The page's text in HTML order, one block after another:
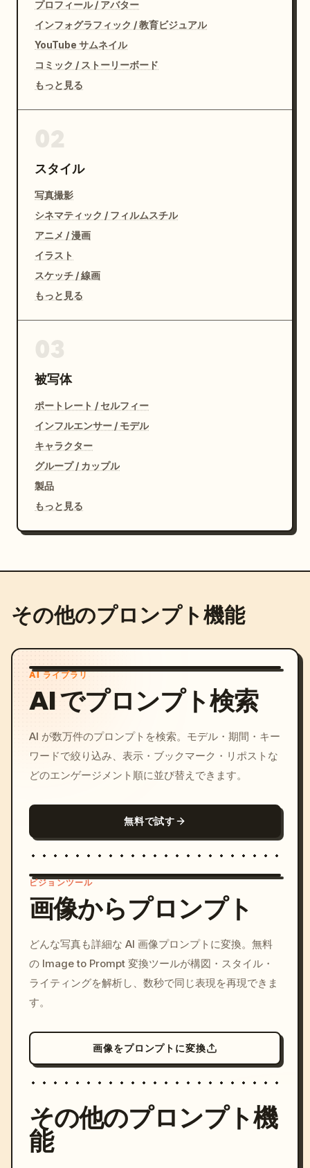
プロフィール / アバター
インフォグラフィック / 教育ビジュアル
YouTube サムネイル
コミック / ストーリーボード
もっと見る
スタイル
写真撮影
シネマティック / フィルムスチル
アニメ / 漫画
イラスト
スケッチ / 線画
もっと見る
被写体
ポートレート / セルフィー
インフルエンサー / モデル
キャラクター
グループ / カップル
製品
もっと見る
その他のプロンプト機能
AI ライブラリ
AI でプロンプト検索
AI が数万件のプロンプトを検索。モデル・期間・キー
ワードで絞り込み、表示・ブックマーク・リポストな
どのエンゲージメント順に並び替えできます。
無料で試す
c, cyberpunk sunset, neon
colors, 8k --v 6.0
ビジョンツール
画像からプロンプト
どんな写真も詳細な AI 画像プロンプトに変換。無料
の Image to Prompt 変換ツールが構図・スタイル・
ライティングを解析し、数秒で同じ表現を再現できま
す。
画像をプロンプトに変換
その他のプロンプト機
能